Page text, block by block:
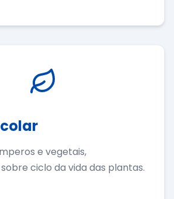
e vegetais,
ciclo da vida das plantas.